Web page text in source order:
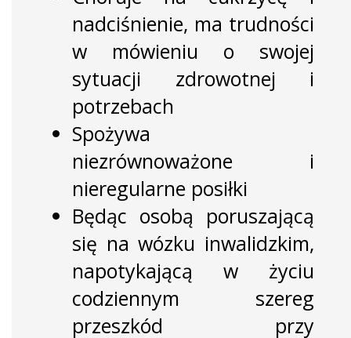
nadciśnienie, ma trudności
w mówieniu o swojej
sytuacji zdrowotnej i
potrzebach
Spożywa
niezrównoważone i
nieregularne posiłki
Będąc osobą poruszającą
się na wózku inwalidzkim,
napotykającą w życiu
codziennym szereg
przeszkód przy